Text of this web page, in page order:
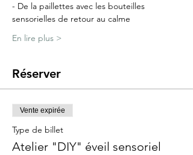
- De la paillettes avec les bouteilles
sensorielles de retour au calme
En lire plus >
Réserver
Vente expirée
Type de billet
Atelier "DIY" éveil sensoriel